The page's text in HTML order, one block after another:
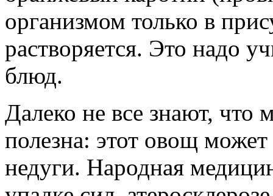
организмом только в
растворяется. Это надо
блюд.
Далеко не все знают, что
полезна: этот овощ
недуги. Народная